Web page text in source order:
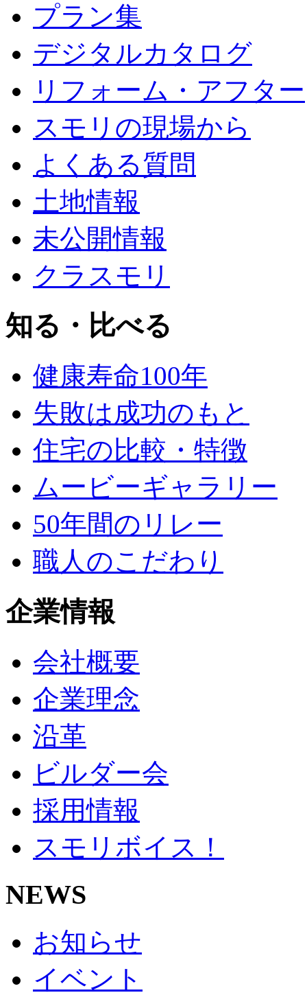
プラン集
デジタルカタログ
リフォーム・アフター
スモリの現場から
よくある質問
土地情報
未公開情報
クラスモリ
知る・比べる
健康寿命100年
失敗は成功のもと
住宅の比較・特徴
ムービーギャラリー
50年間のリレー
職人のこだわり
企業情報
会社概要
企業理念
沿革
ビルダー会
採用情報
スモリボイス！
NEWS
お知らせ
イベント